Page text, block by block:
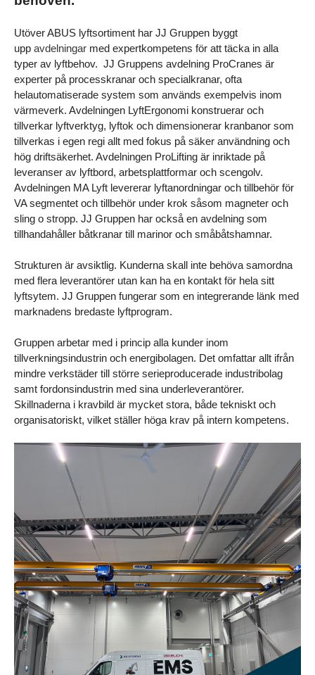
Utöver ABUS lyftsortiment har JJ Gruppen byggt
upp avdelningar med expertkompetens för att täcka in alla
typer av lyftbehov.  JJ Gruppens avdelning ProCranes är
experter på processkranar och specialkranar, ofta
helautomatiserade system som används exempelvis inom
värmeverk. Avdelningen LyftErgonomi konstruerar och
tillverkar lyftverktyg, lyftok och dimensionerar kranbanor som
tillverkas i egen regi allt med fokus på säker användning och
hög driftsäkerhet. Avdelningen ProLifting är inriktade på
leveranser av lyftbord, arbetsplattformar och scengolv.
Avdelningen MA Lyft levererar lyftanordningar och tillbehör för
VA segmentet och tillbehör under krok såsom magneter och
sling o stropp. JJ Gruppen har också en avdelning som
tillhandahåller båtkranar till marinor och småbåtshamnar.
Strukturen är avsiktlig. Kunderna skall inte behöva samordna
med flera leverantörer utan kan ha en kontakt för hela sitt
lyftsytem. JJ Gruppen fungerar som en integrerande länk med
marknadens bredaste lyftprogram.
Gruppen arbetar med i princip alla kunder inom
tillverkningsindustrin och energibolagen. Det omfattar allt ifrån
mindre verkstäder till större serieproducerade industribolag
samt fordonsindustrin med sina underleverantörer.
Skillnaderna i kravbild är mycket stora, både tekniskt och
organisatoriskt, vilket ställer höga krav på intern kompetens.